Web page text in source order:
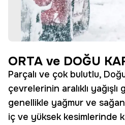
ORTA ve DOĞU
Parçalı ve çok bulutlu,
çevrelerinin aralıklı yağışlı
genellikle yağmur ve
iç ve yüksek kesimlerinde